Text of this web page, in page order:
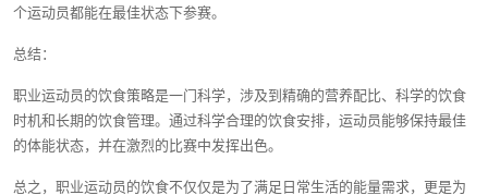
个运动员都能在最佳状态下参赛。
总结：
职业运动员的饮食策略是一门科学，涉及到精确的营养配比、科学的饮食
时机和长期的饮食管理。通过科学合理的饮食安排，运动员能够保持最佳
的体能状态，并在激烈的比赛中发挥出色。
总之，职业运动员的饮食不仅仅是为了满足日常生活的能量需求，更是为